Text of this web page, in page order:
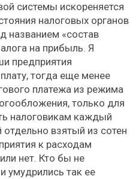
системы искореняется
налоговых органов
названием «состав
на прибыль. Я
предприятия
тогда еще менее
платежа из режима
только для
налоговикам каждый
взятый из сотен
к расходам
нет. Кто бы не
умудрились так ее